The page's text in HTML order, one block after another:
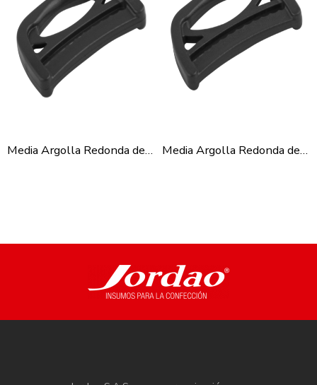
Media Argolla Redonda de 32mm Media Argolla Redonda de 38mm